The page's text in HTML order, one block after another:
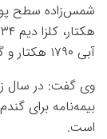
آبی ۱۷۹۰ هکتار و گلرنگ دیم را حدود ۱۵۹۰ هکتار عنوان کرد.
است.